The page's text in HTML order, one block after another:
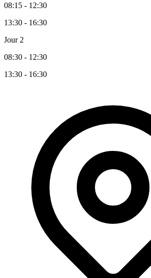
08:15 - 12:30
13:30 - 16:30
Jour 2
08:30 - 12:30
13:30 - 16:30